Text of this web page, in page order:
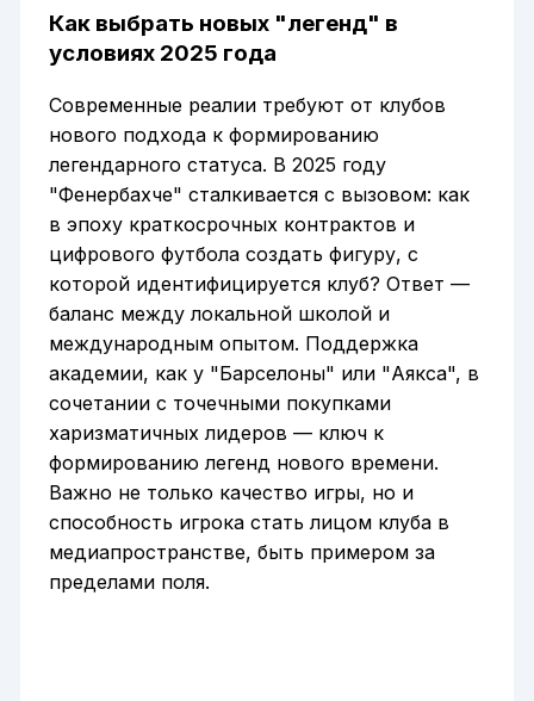
Как выбрать новых "легенд" в
условиях 2025 года
Современные реалии требуют от клубов
нового подхода к формированию
легендарного статуса. В 2025 году
"Фенербахче" сталкивается с вызовом: как
в эпоху краткосрочных контрактов и
цифрового футбола создать фигуру, с
которой идентифицируется клуб? Ответ —
баланс между локальной школой и
международным опытом. Поддержка
академии, как у "Барселоны" или "Аякса", в
сочетании с точечными покупками
харизматичных лидеров — ключ к
формированию легенд нового времени.
Важно не только качество игры, но и
способность игрока стать лицом клуба в
медиапространстве, быть примером за
пределами поля.